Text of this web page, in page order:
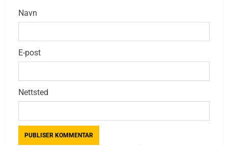
Navn
E-post
Nettsted